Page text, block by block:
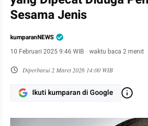
Sesama Jenis
kumparanNEWS
10 Februari 2025 9:46 WIB · waktu baca 2 menit
Diperbarui2 Maret 2026 14:00 WIB
Ikuti kumparan di Google